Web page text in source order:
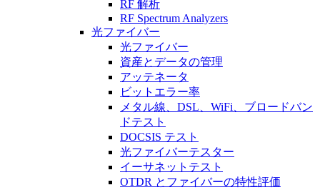
RF 解析
RF Spectrum Analyzers
光ファイバー
光ファイバー
資産とデータの管理
アッテネータ
ビットエラー率
メタル線、DSL、WiFi、ブロードバン
ドテスト
DOCSIS テスト
光ファイバーテスター
イーサネットテスト
OTDR とファイバーの特性評価